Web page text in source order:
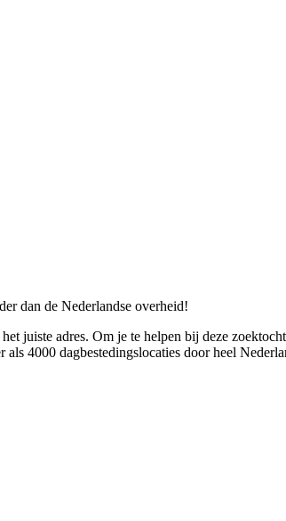
dan de Nederlandse overheid!
juiste adres. Om je te helpen bij deze
4000 dagbestedingslocaties door heel